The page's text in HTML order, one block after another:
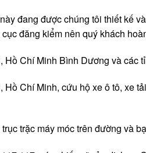
đang được chúng tôi thiết kế
đăng kiểm nên quý khách
Chí Minh Bình Dương và các
Chí Minh, cứu hộ xe ô tô, xe
trặc máy móc trên đường và